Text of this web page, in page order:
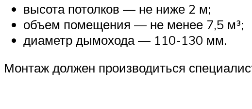
высота потолков — не ниже 2 м;
объем помещения — не менее 7,5 м³;
диаметр дымохода — 110-130 мм.
Монтаж должен производиться